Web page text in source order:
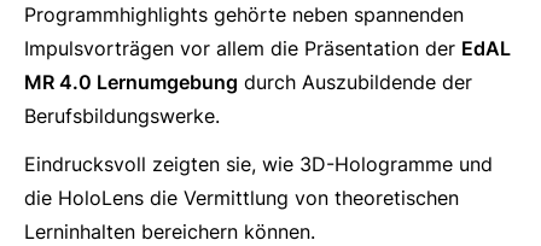
Programmhighlights gehörte neben spannenden
Impulsvorträgen vor allem die Präsentation der EdAL
MR 4.0 Lernumgebung durch Auszubildende der
Berufsbildungswerke.
Eindrucksvoll zeigten sie, wie 3D-Hologramme und
die HoloLens die Vermittlung von theoretischen
Lerninhalten bereichern können.